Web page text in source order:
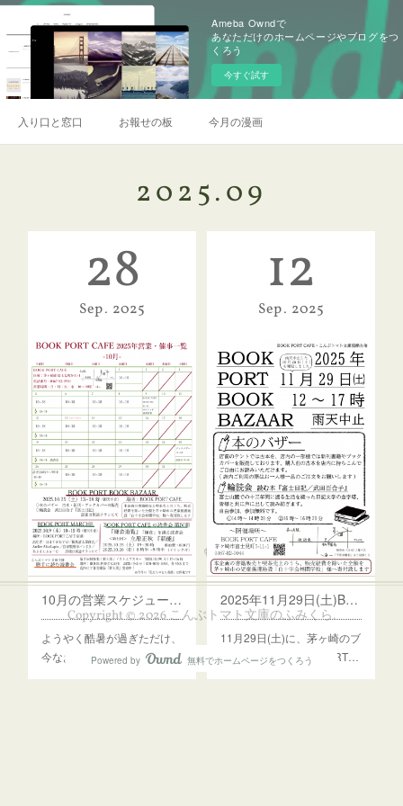
Ameba Owndで
あなただけのホームページやブログをつ
くろう
今すぐ試す
入り口と窓口 お報せの板 今月の漫画
2025.09
28
Sep 2025
10月の営業スケジュール・マルシェ、読書会、ブックバザーのお報せ
ようやく酷暑が過ぎただけ、
今なおどうにも部屋が蒸し…
12
Sep 2025
2025年11月29日(土)BOOK PORT BOOK BAZAAR開催のお報せ(※2025年10月25日(土)開催分順延)
11月29日(土)に、茅ヶ崎のブ
ックカフェ「BOOK PORT…
プライバシーポリシー 特定商取引法に基づく表記
Copyright ©2026こんぶトマト文庫のふみくら.
Powered by AmebaOwnd
無料でホームページをつくろう